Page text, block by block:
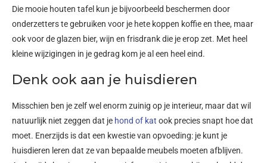
Die mooie houten tafel kun je bijvoorbeeld beschermen door
onderzetters te gebruiken voor je hete koppen koffie en thee, maar
ook voor de glazen bier, wijn en frisdrank die je erop zet. Met heel
kleine wijzigingen in je gedrag kom je al een heel eind.
Denk ook aan je huisdieren
Misschien ben je zelf wel enorm zuinig op je interieur, maar dat wil
natuurlijk niet zeggen dat je hond of kat ook precies snapt hoe dat
moet. Enerzijds is dat een kwestie van opvoeding: je kunt je
huisdieren leren dat ze van bepaalde meubels moeten afblijven.